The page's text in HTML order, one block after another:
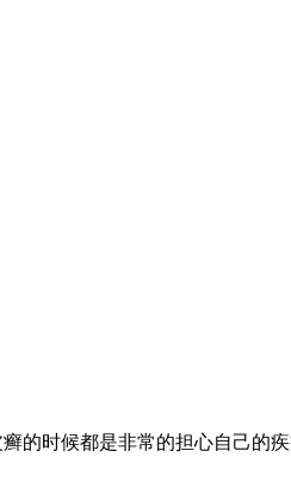
的时候都是非常的担心自己的